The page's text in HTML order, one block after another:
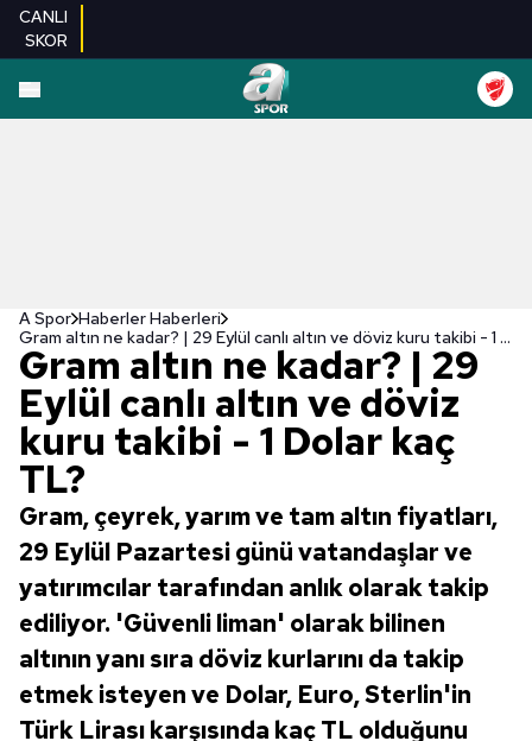
CANLI
SKOR
A Spor Haberler Haberleri
Gram altın ne kadar? | 29 Eylül canlı altın ve döviz kuru takibi - 1 Dolar kaç TL?
Gram altın ne kadar? | 29
Eylül canlı altın ve döviz
kuru takibi - 1 Dolar kaç
TL?
Gram, çeyrek, yarım ve tam altın fiyatları,
29 Eylül Pazartesi günü vatandaşlar ve
yatırımcılar tarafından anlık olarak takip
ediliyor. 'Güvenli liman' olarak bilinen
altının yanı sıra döviz kurlarını da takip
etmek isteyen ve Dolar, Euro, Sterlin'in
Türk Lirası karşısında kaç TL olduğunu